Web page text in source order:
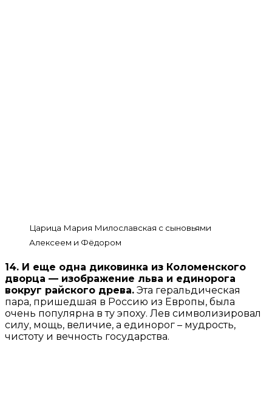
Царица Мария Милославская с сыновьями
Алексеем и Фёдором
14. И еще одна диковинка из Коломенского
дворца — изображение льва и единорога
вокруг райского древа. Эта геральдическая
пара, пришедшая в Россию из Европы, была
очень популярна в ту эпоху. Лев символизировал
силу, мощь, величие, а единорог – мудрость,
чистоту и вечность государства.